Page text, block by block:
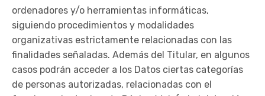
ordenadores y/o herramientas informáticas,
siguiendo procedimientos y modalidades
organizativas estrictamente relacionadas con las
finalidades señaladas. Además del Titular, en algunos
casos podrán acceder a los Datos ciertas categorías
de personas autorizadas, relacionadas con el